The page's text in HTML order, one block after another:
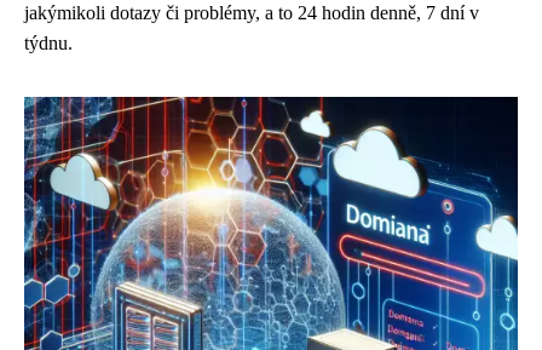
jakýmikoli dotazy či problémy, a to 24 hodin denně, 7 dní v
týdnu.